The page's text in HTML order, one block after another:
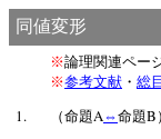
同値変形
※論理関連ペー
※参考文献 ・ 総
1. （命題A ⇔ 命題B